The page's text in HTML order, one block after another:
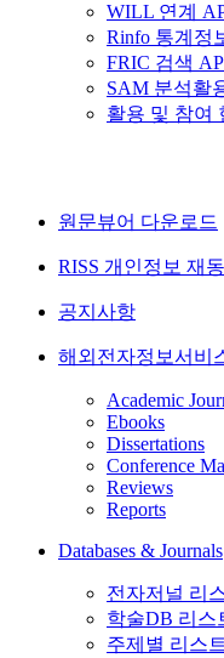
WILL 연계
Rinfo 통계정
FRIC 검색
SAM 분석활
활용 및 참여
원문뷰어 다운로드
RISS 개인정보 재
공지사항
해외전자정보서비
Academic
Ebooks
Dissertations
Conference
Reviews
Reports
Databases & Journals
전자저널 리
학술DB 리스
주제별 리스트